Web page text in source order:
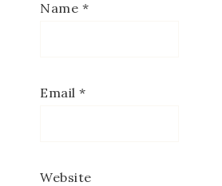
Name *
Email *
Website